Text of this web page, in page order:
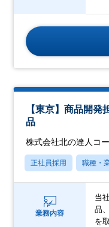
【東京】商品開
品
株式会社北の達人コ
正社員採用 職種・
業務内容
当
品
を